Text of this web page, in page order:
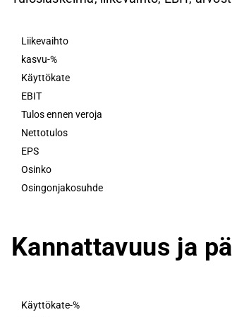
Liikevaihto
kasvu-%
Käyttökate
EBIT
Tulos ennen veroja
Nettotulos
EPS
Osinko
Osingonjakosuhde
Kannattavuus ja
Käyttökate-%